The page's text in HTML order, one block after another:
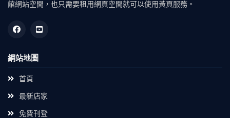
館網站空間，也只需要租用網頁空間就可以使用黃頁服務。
網站地圖
首頁
最新店家
免費刊登